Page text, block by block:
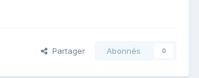
Partager Abonnés 0